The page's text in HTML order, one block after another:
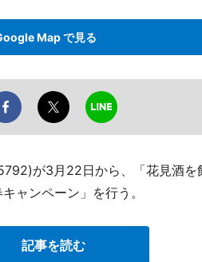
Map で見る
が3月22日から、「花見酒を
ャンペーン」を行う。
記事を読む